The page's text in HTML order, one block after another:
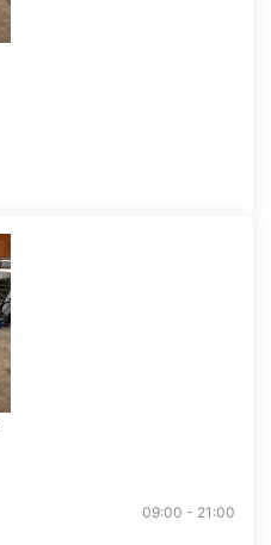
09:00 - 21:00